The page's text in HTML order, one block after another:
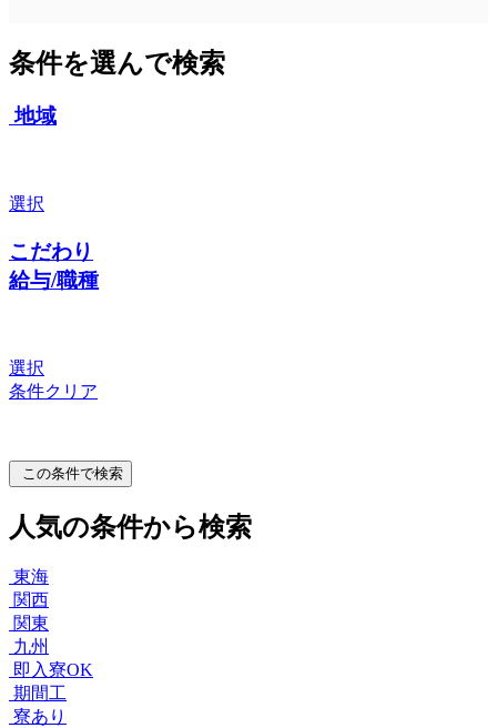
条件を選んで検索
地域
選択
こだわり
給与/職種
選択
条件クリア
この条件で検索
人気の条件から検索
東海
関西
関東
九州
即入寮OK
期間工
寮あり